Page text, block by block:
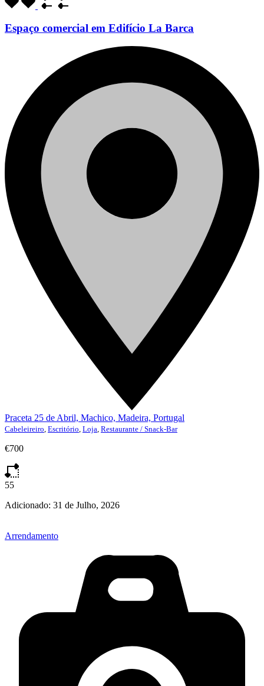
Espaço comercial em Edifício La Barca
Praceta 25 de Abril, Machico, Madeira, Portugal
Cabeleireiro, Escritório, Loja, Restaurante / Snack-Bar
€700
55
Adicionado: 31 de Julho, 2026
Arrendamento